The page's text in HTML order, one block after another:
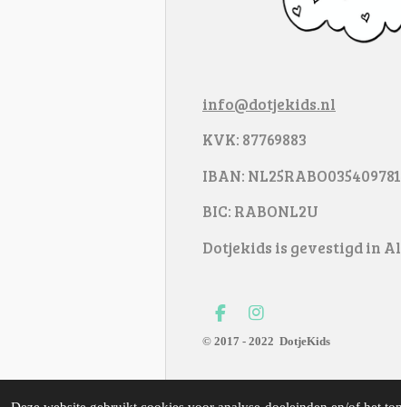
info@dotjekids.nl
KVK: 87769883
IBAN:
BIC: RABONL2U
Dotjekids is gevestigd in
F
a
I
n
© 2017 - 2022 DotjeKids